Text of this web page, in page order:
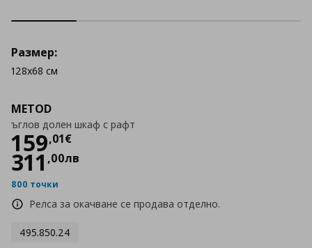
METOD
ъглов долен шкаф с рафт
159,01€
Цена
311 ,00лв
800 точки
Релса за окачване се продава отделно.
495.850.24
Размер:
128x68 см